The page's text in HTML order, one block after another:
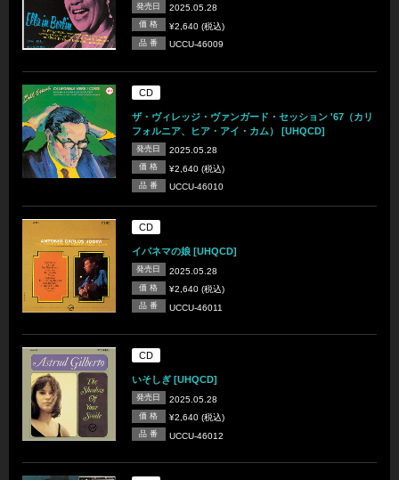
発売日 2025.05.28
価 格 ¥2,640 (税込)
品 番 UCCU-46009
CD
ザ・ヴィレッジ・ヴァンガード・セッション '67（カリ
フォルニア、ヒア・アイ・カム） [UHQCD]
発売日 2025.05.28
価 格 ¥2,640 (税込)
品 番 UCCU-46010
CD
イパネマの娘 [UHQCD]
発売日 2025.05.28
価 格 ¥2,640 (税込)
品 番 UCCU-46011
CD
いそしぎ [UHQCD]
発売日 2025.05.28
価 格 ¥2,640 (税込)
品 番 UCCU-46012